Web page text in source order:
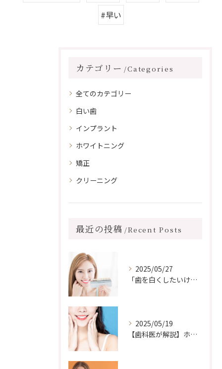
#早い
カテゴリー Categories
全てのカテゴリー
白い歯
インプラント
ホワイトニング
矯正
クリーニング
最近の投稿 Recent Posts
2025/05/27
「歯を白くしたいけど、前歯に詰め物がある…ホワイトニングしても浮かない？」
2025/05/19
【歯科医が解説】ホワイトニングができない場合はどうすればいい？白い歯に近づくための代替方法とは